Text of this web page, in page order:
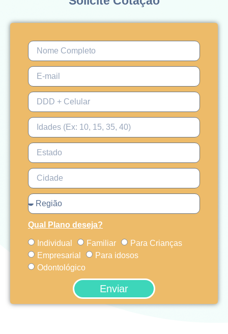
Qual Plano deseja?
Individual Familiar
Para Crianças
Empresarial
Para idosos
Odontológico
Enviar